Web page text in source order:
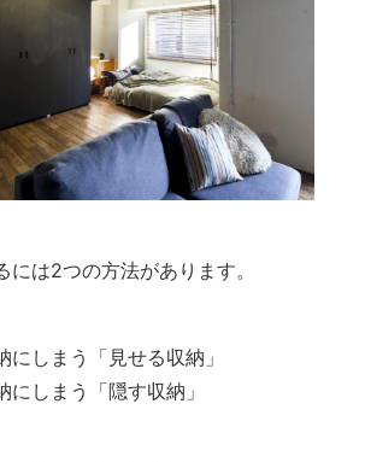
には2つの方法があります。
にしまう「見せる収納」
にしまう「隠す収納」